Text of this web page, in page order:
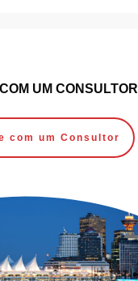
UM CONSULTOR
com um Consultor